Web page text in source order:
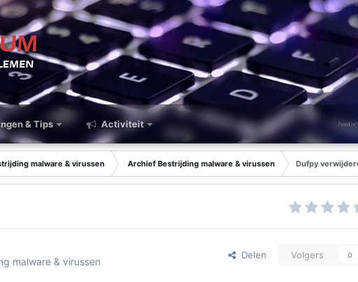
& Tips Activiteit
malware & virussen Archief Bestrijding malware & virussen Dufpy
malware & virussen
Delen Volgers 0